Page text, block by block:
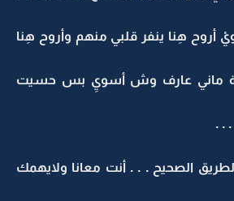
هِنا ينفر قلبي منهم وأروح هِنا
ماني عارف وش أسويِ بس حسيت
الصحيح . . . أنت معانا ولايهمك